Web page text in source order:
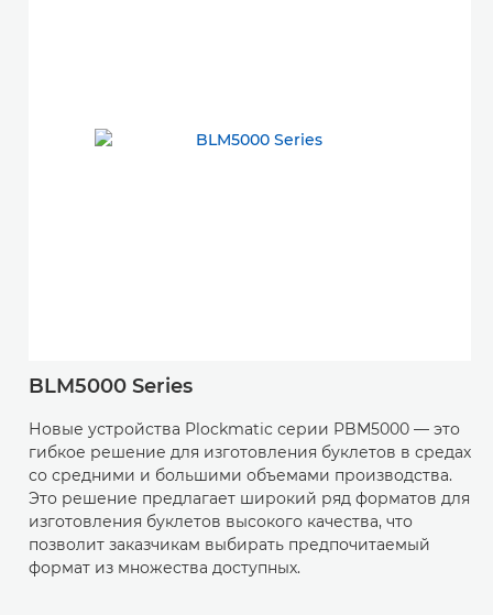
BLM5000 Series
Новые устройства Plockmatic серии PBM5000 — это
гибкое решение для изготовления буклетов в средах
со средними и большими объемами производства.
Это решение предлагает широкий ряд форматов для
изготовления буклетов высокого качества, что
позволит заказчикам выбирать предпочитаемый
формат из множества доступных.